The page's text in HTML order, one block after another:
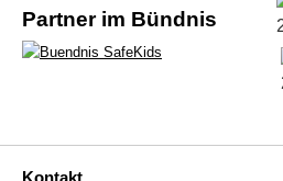
Partner im Bündnis
Kontakt